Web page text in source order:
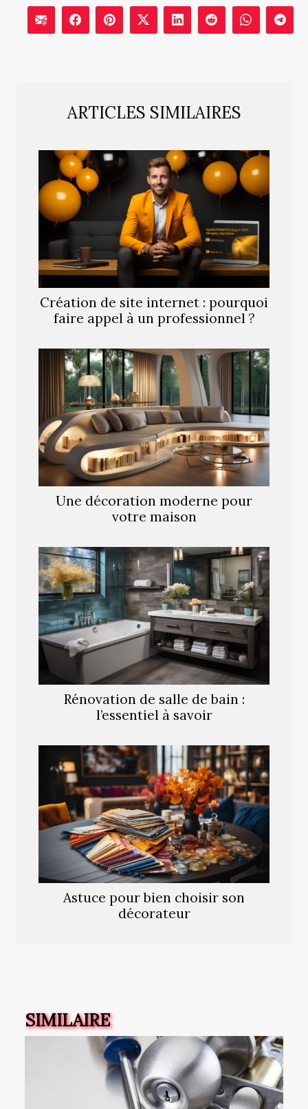
ARTICLES SIMILAIRES
Création de site internet : pourquoi
faire appel à un professionnel ?
Une décoration moderne pour
votre maison
Rénovation de salle de bain :
l’essentiel à savoir
Astuce pour bien choisir son
décorateur
SIMILAIRE